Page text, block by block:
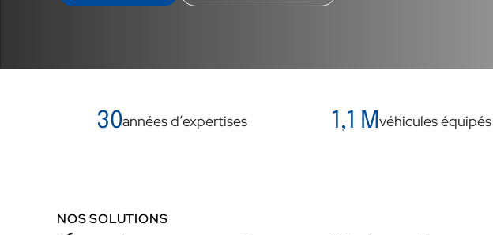
30années d’expertises 1,1 Mvéhicules équipés
NOS SOLUTIONS